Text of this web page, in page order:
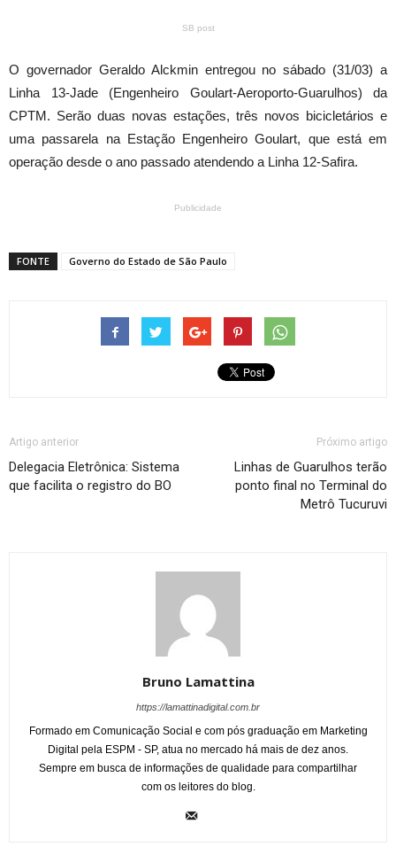
SB post
O governador Geraldo Alckmin entregou no sábado (31/03) a
Linha 13-Jade (Engenheiro Goulart-Aeroporto-Guarulhos) da
CPTM. Serão duas novas estações, três novos bicicletários e
uma passarela na Estação Engenheiro Goulart, que está em
operação desde o ano passado atendendo a Linha 12-Safira.
Publicidade
FONTE Governo do Estado de São Paulo
Artigo anterior
Delegacia Eletrônica: Sistema
que facilita o registro do BO
Próximo artigo
Linhas de Guarulhos terão
ponto final no Terminal do
Metrô Tucuruvi
Bruno Lamattina
https://lamattinadigital.com.br
Formado em Comunicação Social e com pós graduação em Marketing
Digital pela ESPM - SP, atua no mercado há mais de dez anos.
Sempre em busca de informações de qualidade para compartilhar
com os leitores do blog.